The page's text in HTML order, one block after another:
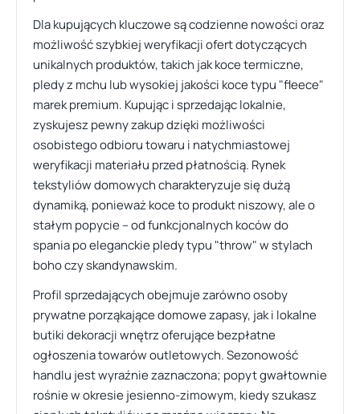
Dla kupujących kluczowe są codzienne nowości oraz
możliwość szybkiej weryfikacji ofert dotyczących
unikalnych produktów, takich jak koce termiczne,
pledy z mchu lub wysokiej jakości koce typu "fleece"
marek premium. Kupując i sprzedając lokalnie,
zyskujesz pewny zakup dzięki możliwości
osobistego odbioru towaru i natychmiastowej
weryfikacji materiału przed płatnością. Rynek
tekstyliów domowych charakteryzuje się dużą
dynamiką, ponieważ koce to produkt niszowy, ale o
stałym popycie – od funkcjonalnych koców do
spania po eleganckie pledy typu "throw" w stylach
boho czy skandynawskim.
Profil sprzedających obejmuje zarówno osoby
prywatne porząkające domowe zapasy, jak i lokalne
butiki dekoracji wnętrz oferujące bezpłatne
ogłoszenia towarów outletowych. Sezonowość
handlu jest wyraźnie zaznaczona; popyt gwałtownie
rośnie w okresie jesienno-zimowym, kiedy szukasz